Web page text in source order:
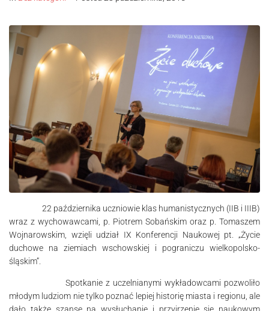
22 października uczniowie klas humanistycznych (IIB i IIIB)
wraz z wychowawcami, p. Piotrem Sobańskim oraz p. Tomaszem
Wojnarowskim, wzięli udział IX Konferencji Naukowej pt. „Życie
duchowe na ziemiach wschowskiej i pograniczu wielkopolsko-
śląskim”.
Spotkanie z uczelnianymi wykładowcami pozwoliło
młodym ludziom nie tylko poznać lepiej historię miasta i regionu, ale
dało także szansę na wysłuchanie i przyjrzenie się naukowym